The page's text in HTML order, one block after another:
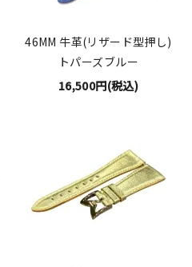
46MM 牛革(リザード型押し)
トパーズブルー
16,500円(税込)